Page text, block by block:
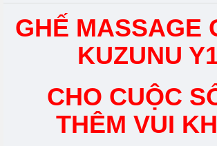
GHẾ MASSAGE
KUZUNU
CHO CUỘC
THÊM VUI